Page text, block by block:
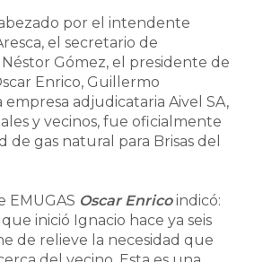
por el intendente
el secretario de
Gómez, el presidente de
Enrico, Guillermo
adjudicataria Aivel SA,
y vecinos, fue oficialmente
de gas natural para Brisas del
EMUGAS Oscar Enricoindicó:
inició Ignacio hace ya seis
de relieve la necesidad que